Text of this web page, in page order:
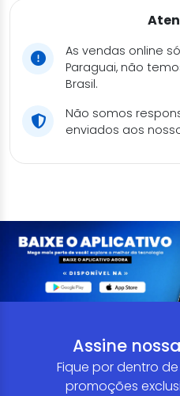
As vendas online
Paraguai, não
Brasil.
Não somos
enviados aos
Assine
Fique por dentro
promoções